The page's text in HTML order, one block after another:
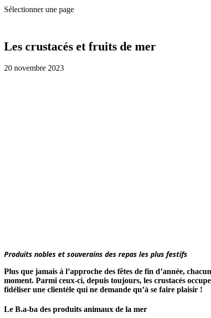
Sélectionner une page
Les crustacés et fruits de mer
20 novembre 2023
Produits nobles et souverains des repas les plus festifs
Plus que jamais à l’approche des fêtes de fin d’année,
moment. Parmi ceux-ci, depuis toujours, les crustacés
fidéliser une clientèle qui ne demande qu’à se faire plaisir !
Le B.a-ba des produits animaux de la mer